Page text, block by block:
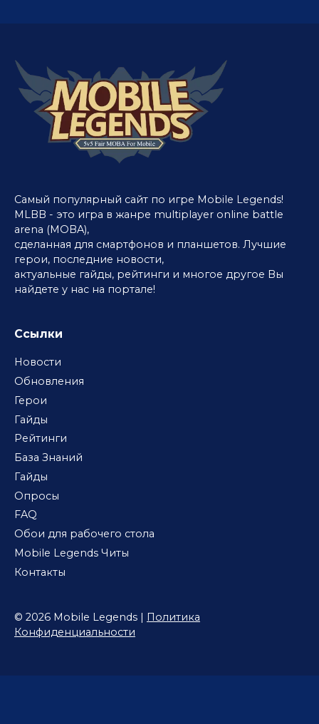
Самый популярный сайт по игре Mobile Legends!
MLBB - это игра в жанре multiplayer online battle
arena (MOBA),
сделанная для смартфонов и планшетов. Лучшие
герои, последние новости,
актуальные гайды, рейтинги и многое другое Вы
найдете у нас на портале!
Ссылки
Новости
Обновления
Герои
Гайды
Рейтинги
База Знаний
Гайды
Опросы
FAQ
Обои для рабочего стола
Mobile Legends Читы
Контакты
© 2026 Mobile Legends |
Политика
Конфиденциальности